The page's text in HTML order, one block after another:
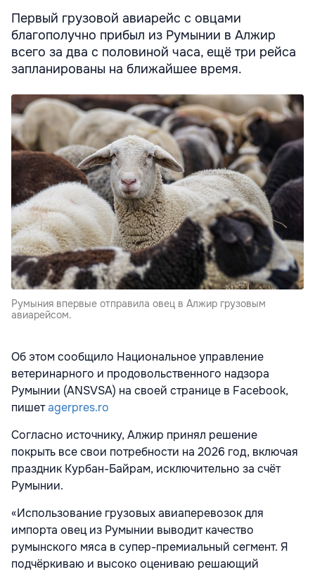
Первый грузовой авиарейс с овцами
благополучно прибыл из Румынии в Алжир
всего за два с половиной часа, ещё три рейса
запланированы на ближайшее время.
Румыния впервые отправила овец в Алжир грузовым
авиарейсом.
Об этом сообщило Национальное управление
ветеринарного и продовольственного надзора
Румынии (ANSVSA) на своей странице в Facebook,
пишетagerpres.ro
Согласно источнику, Алжир принял решение
покрыть все свои потребности на 2026 год, включая
праздник Курбан-Байрам, исключительно за счёт
Румынии.
«Использование грузовых авиаперевозок для
импорта овец из Румынии выводит качество
румынского мяса в супер-премиальный сегмент. Я
подчёркиваю и высоко оцениваю решающий